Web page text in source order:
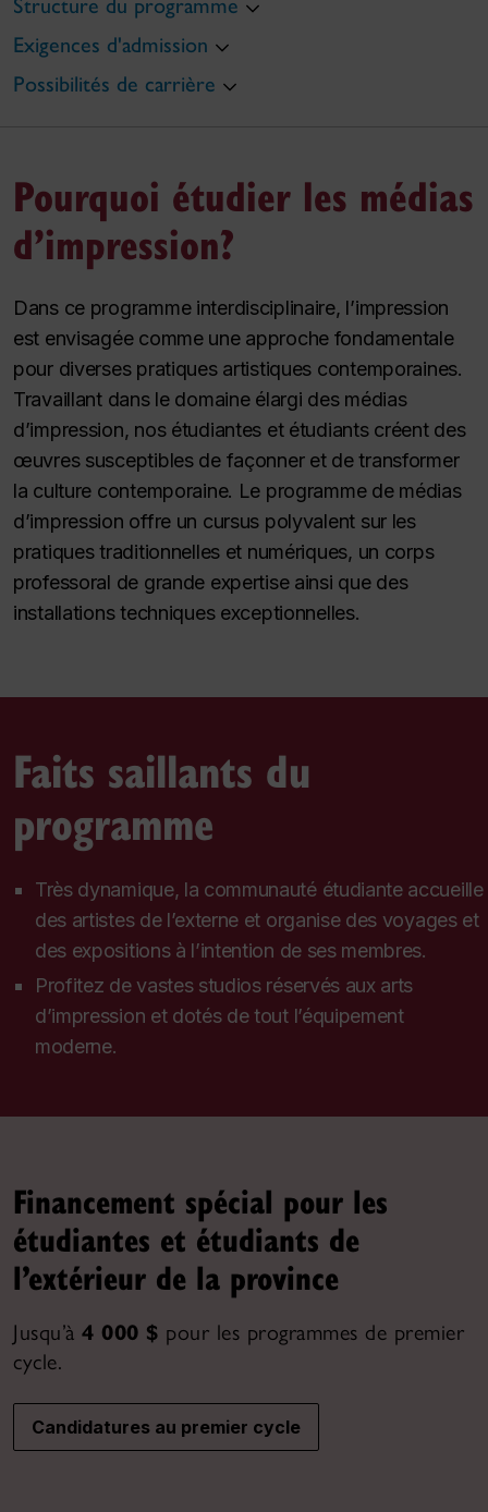
Structure du programme
Exigences d'admission
Possibilités de carrière
Pourquoi étudier les médias
d’impression?
Dans ce programme interdisciplinaire, l’impression
est envisagée comme une approche fondamentale
pour diverses pratiques artistiques contemporaines.
Travaillant dans le domaine élargi des médias
d’impression, nos étudiantes et étudiants créent des
œuvres susceptibles de façonner et de transformer
la culture contemporaine. Le programme de médias
d’impression offre un cursus polyvalent sur les
pratiques traditionnelles et numériques, un corps
professoral de grande expertise ainsi que des
installations techniques exceptionnelles.
Faits saillants du
programme
Très dynamique, la communauté étudiante accueille
des artistes de l’externe et organise des voyages et
des expositions à l’intention de ses membres.
Profitez de vastes studios réservés aux arts
d’impression et dotés de tout l’équipement
moderne.
Financement spécial pour les
étudiantes et étudiants de
l’extérieur de la province
Jusqu’à 4 000 $ pour les programmes de premier
cycle.
Candidatures au premier cycle